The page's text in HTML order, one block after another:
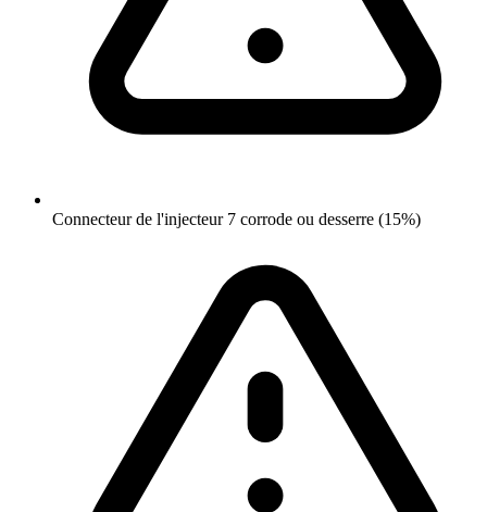
Connecteur de l'injecteur 7 corrode ou desserre (15%)